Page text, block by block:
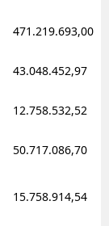
471.219.693,00
43.048.452,97
12.758.532,52
50.717.086,70
15.758.914,54